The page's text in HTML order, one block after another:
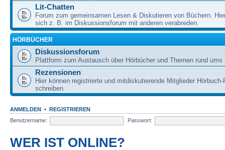
Lit-Chatten
Forum zum gemeinsamen Lesen & Diskutieren von Büchern.
sich z. B. im Diskussionsforum mit anderen verabreden.
HÖRBÜCHER
Diskussionsforum
Plattform zum Austausch über Hörbücher und Themen rund ums
Rezensionen
Hier können registrierte und mitdiskutierende Mitglieder Hörbuch-
schreiben.
ANMELDEN • REGISTRIEREN
Benutzername:
Passwort:
WER IST ONLINE?